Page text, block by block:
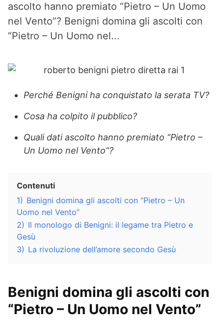
ascolto hanno premiato “Pietro – Un Uomo
nel Vento”? Benigni domina gli ascolti con
“Pietro – Un Uomo nel...
Perché Benigni ha conquistato la serata TV?
Cosa ha colpito il pubblico?
Quali dati ascolto hanno premiato “Pietro –
Un Uomo nel Vento”?
Contenuti
1) Benigni domina gli ascolti con “Pietro – Un
Uomo nel Vento”
2) Il monologo di Benigni: il legame tra Pietro e
Gesù
3) La rivoluzione dell’amore secondo Gesù
Benigni domina gli ascolti con
“Pietro – Un Uomo nel Vento”